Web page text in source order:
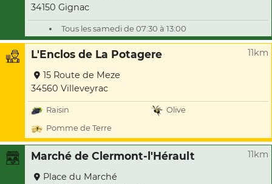
34150 Gignac
Tous les samedi de 07:30 à 13:00
L'Enclos de La Potagere 11km
15 Route de Meze
34560 Villeveyrac
Raisin
Olive
Pomme de Terre
Marché de Clermont-l'Hérault 11km
Place du Marché